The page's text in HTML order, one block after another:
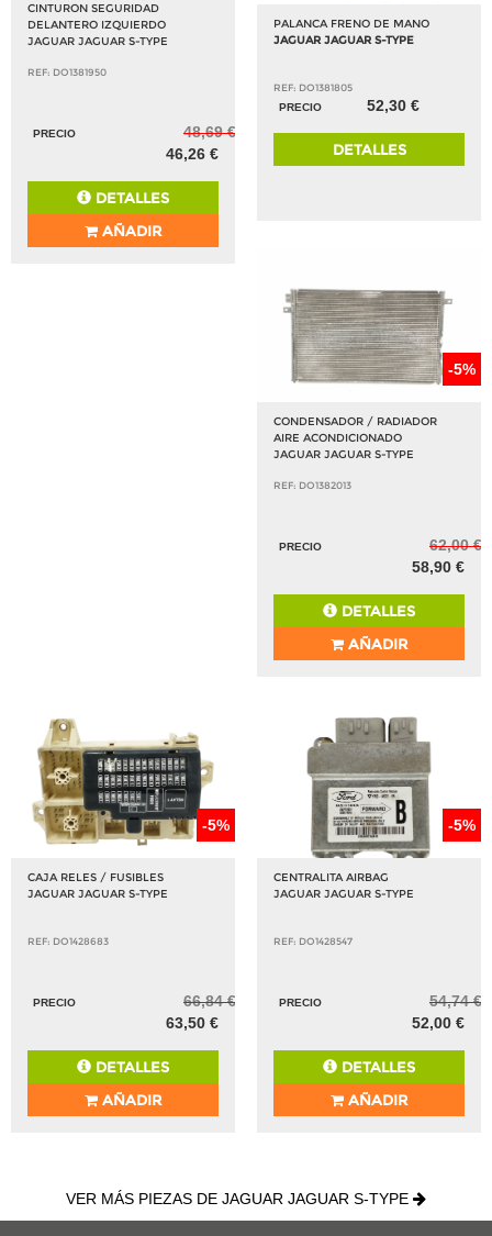
CINTURON SEGURIDAD
DELANTERO IZQUIERDO
JAGUAR JAGUAR S-TYPE
REF: DO1381950
PRECIO
48,69 €
46,26 €
DETALLES
AÑADIR
PALANCA FRENO DE MANO
JAGUAR JAGUAR S-TYPE
REF: DO1381805
PRECIO
52,30 €
DETALLES
-5%
CONDENSADOR / RADIADOR
AIRE ACONDICIONADO
JAGUAR JAGUAR S-TYPE
REF: DO1382013
PRECIO
62,00 €
58,90 €
DETALLES
AÑADIR
-5%
CAJA RELES / FUSIBLES
JAGUAR JAGUAR S-TYPE
REF: DO1428683
PRECIO
66,84 €
63,50 €
DETALLES
AÑADIR
-5%
CENTRALITA AIRBAG
JAGUAR JAGUAR S-TYPE
REF: DO1428547
PRECIO
54,74 €
52,00 €
DETALLES
AÑADIR
VER MÁS PIEZAS DE JAGUAR JAGUAR S-TYPE